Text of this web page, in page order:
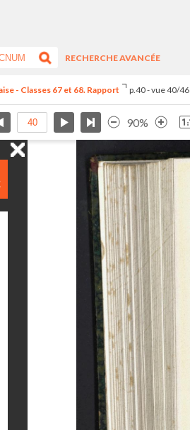
RECHERCHE AVANCÉE
- Classes 67 et 68. Rapport p.40 - vue 40/46
90%